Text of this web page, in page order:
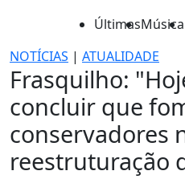
ÚltimasMúsica
NOTÍCIAS | ATUALIDADE
Frasquilho:
concluir que
conservadores
reestruturação